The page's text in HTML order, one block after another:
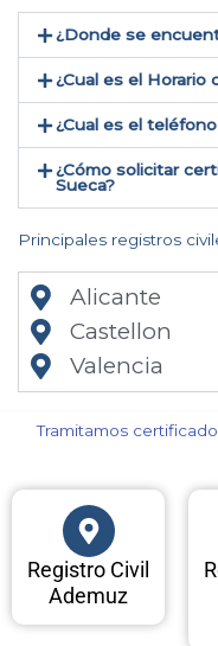
¿Donde se
¿Cual es el Horario
¿Cual es el
¿Cómo solicitar
Sueca​?
Principales registros
Alicante
Castellon
Valencia
Tramitamos
Registro Civil
Ademuz